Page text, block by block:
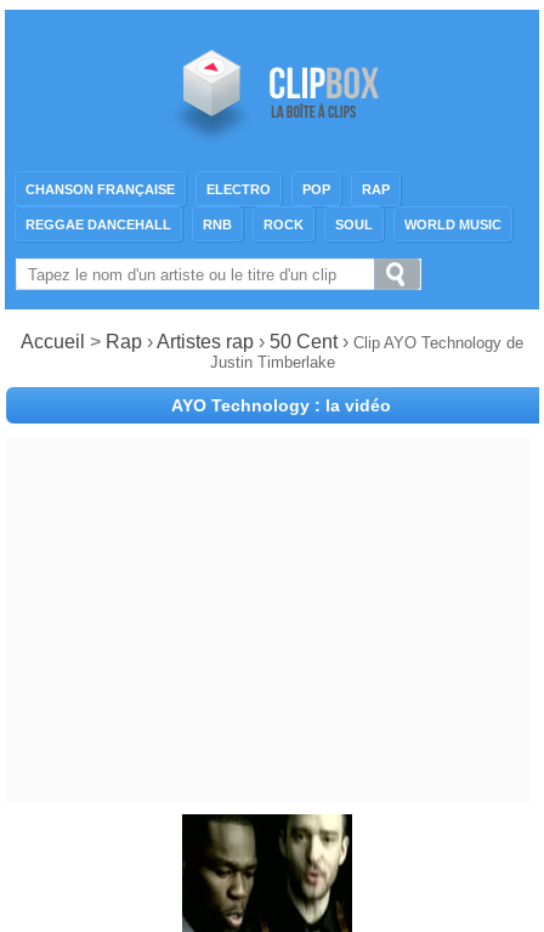
CHANSON FRANÇAISE ELECTRO POP RAP
REGGAE DANCEHALL RNB ROCK SOUL WORLD MUSIC
Accueil > Rap ›Artistes rap › 50 Cent › Clip AYO Technology de
Justin Timberlake
AYO Technology : la vidéo